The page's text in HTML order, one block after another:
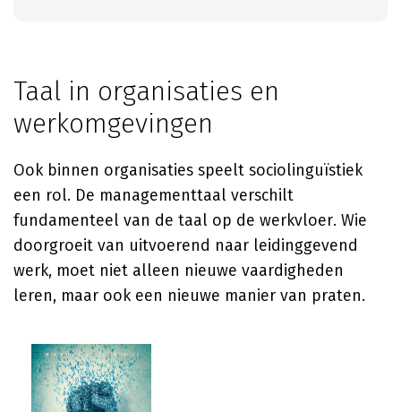
Taal in organisaties en
werkomgevingen
Ook binnen organisaties speelt sociolinguïstiek
een rol. De managementtaal verschilt
fundamenteel van de taal op de werkvloer. Wie
doorgroeit van uitvoerend naar leidinggevend
werk, moet niet alleen nieuwe vaardigheden
leren, maar ook een nieuwe manier van praten.